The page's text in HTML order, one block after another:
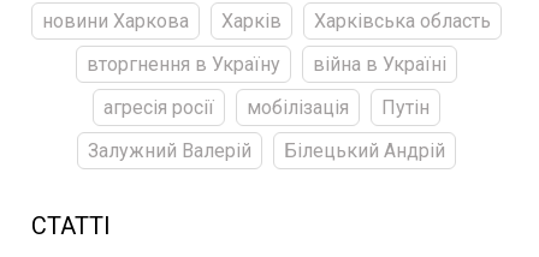
новини Харкова Харків
Харківська область
вторгнення в Україну
війна в Україні
агресія росії
мобілізація
Путін
Залужний Валерій
Білецький Андрій
СТАТТІ